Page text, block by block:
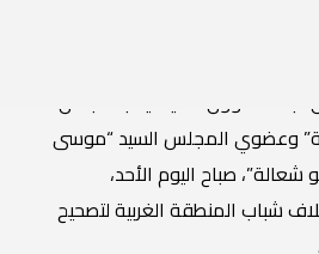
الأعلى للدولة الدكتور “محمد
لجنة الشؤون السياسية بالمجلس
وعضوي المجلس السيد “موسى
شعالة”، صباح اليوم الأحد،
شباب المنطقة الغربية لتصحيح